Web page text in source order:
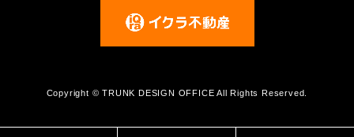
Copyright © TRUNK DESIGN OFFICE All Rights Reserved.